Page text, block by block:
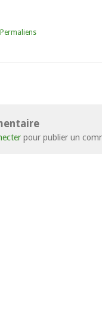
Permaliens
pour publier un